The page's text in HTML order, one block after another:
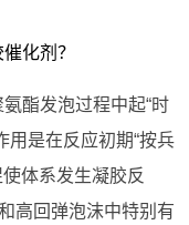
化剂？
酯发泡过程中起“时
用是在反应初期“按兵
使体系发生凝胶反
高回弹泡沫中特别有